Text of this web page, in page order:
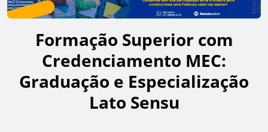
Formação Superior com
Credenciamento MEC:
Graduação e Especialização
Lato Sensu